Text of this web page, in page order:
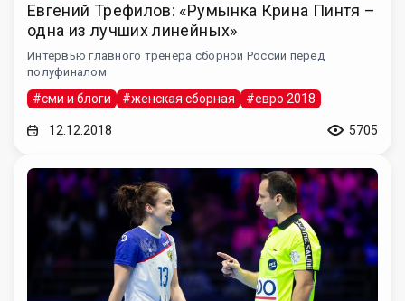
Евгений Трефилов: «Румынка Крина Пинтя –
одна из лучших линейных»
Интервью главного тренера сборной России перед
полуфиналом
#сми и блоги #женская сборная #евро 2018
12.12.2018 5705